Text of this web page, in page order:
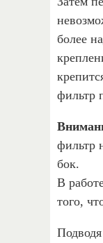
более
фильтр
фильтр
бок.
В
того,